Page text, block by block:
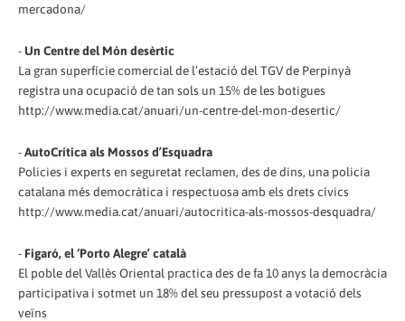
mercadona/
-Un Centre del Món desèrtic
La gran superfície comercial de l’estació del TGV de Perpinyà
registra una ocupació de tan sols un 15% de les botigues
http://www.media.cat/anuari/un-centre-del-mon-desertic/
-AutoCrítica als Mossos d’Esquadra
Policies i experts en seguretat reclamen, des de dins, una policia
catalana més democràtica i respectuosa amb els drets cívics
http://www.media.cat/anuari/autocritica-als-mossos-desquadra/
- Figaró, el ‘Porto Alegre’ català
El poble del Vallès Oriental practica des de fa 10 anys la democràcia
participativa i sotmet un 18% del seu pressupost a votació dels
veïns